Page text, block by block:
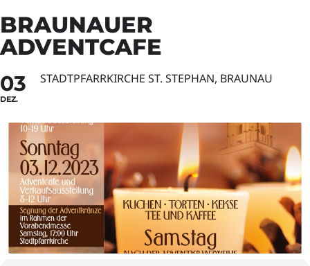
BRAUNAUER
ADVENTCAFE
03
DEZ.
STADTPFARRKIRCHE ST. STEPHAN, BRAUNAU